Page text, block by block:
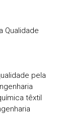
Qualidade
pela
têxtil